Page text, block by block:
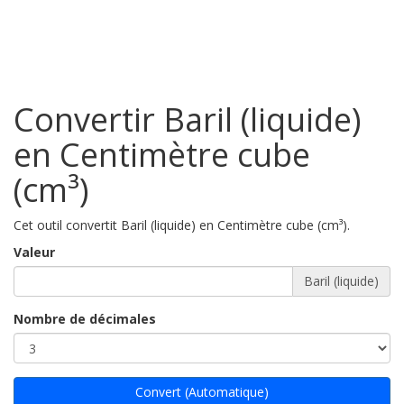
Convertir Baril (liquide)
en Centimètre cube
(cm³)
Cet outil convertit Baril (liquide) en Centimètre cube (cm³).
Valeur
Baril (liquide)
Nombre de décimales
Convert (Automatique)